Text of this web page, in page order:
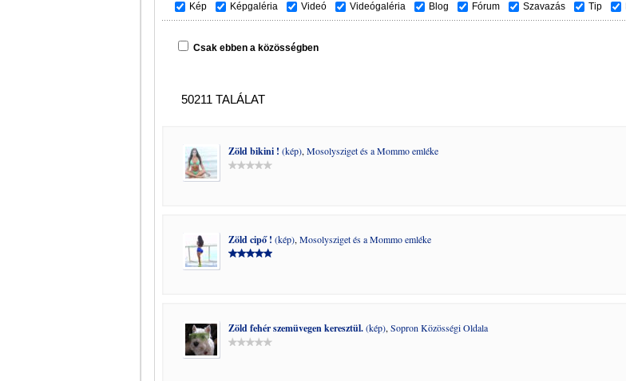
Kép Képgaléria Videó Videógaléria Blog Fórum Szavazás Tip
Csak ebben a közösségben
50211 TALÁLAT
Zöld bikini ! (kép), Mosolysziget és a Mommo emléke
Zöld cipő ! (kép), Mosolysziget és a Mommo emléke
Zöld fehér szemüvegen keresztül.(kép), Sopron Közösségi Oldala